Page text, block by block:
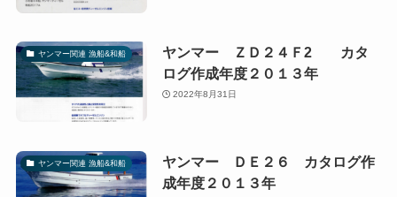
ヤンマー関連 漁船&和船
ヤンマー ＺＤ２４Ｆ2 カタ
ログ作成年度２０１３年
2022年8月31日
ヤンマー関連 漁船&和船
ヤンマー ＤＥ２６ カタログ作
成年度２０１３年